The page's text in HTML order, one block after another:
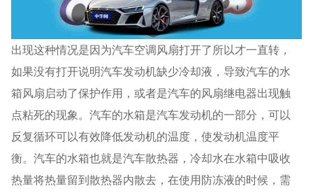
出现这种情况是因为汽车空调风扇打开了所以才一直转，
如果没有打开说明汽车发动机缺少冷却液，导致汽车的水
箱风扇启动了保护作用，或者是汽车的风扇继电器出现触
点粘死的现象。汽车的水箱是汽车发动机的一部分，可以
反复循环可以有效降低发动机的温度，使发动机温度平
衡。汽车的水箱也就是汽车散热器，冷却水在水箱中吸收
热量将热量留到散热器内散去，在使用防冻液的时候，需